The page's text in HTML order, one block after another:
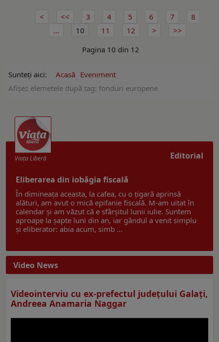
3 4 5 6 7
8
...
10 11
12
Pagina 10 din 12
Sunteți aici: Acasă Eveniment
Afişez elemetele după tag: fonduri europene
Editorial
Viaţa Liberă
Eliberarea din iobăgia fiscală
În dimineața aceasta, la cafea, cu o țigară aprinsă
alături, am avut o mică epifanie fiscală. M-am uitat în
calendar și am văzut că e sfârșitul lunii iulie. Suntem
aproape la șapte luni din an, iar gândul a venit simplu
și eliberator: abia acum, simb ...
Video News
Videointerviu cu ex-prefectul judeţului Galaţi,
Andreea Anamaria Naggar